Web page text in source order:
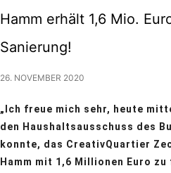
Hamm erhält 1,6 Mio.
Sanierung!
26. NOVEMBER 2020
„Ich freue mich sehr, heute
den Haushaltsausschuss des
konnte, das CreativQuartier
Hamm mit 1,6 Millionen Euro zu